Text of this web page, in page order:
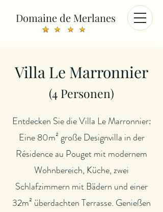
Domaine de Merlanes
Villa Le Marronnier
(4 Personen)
Entdecken Sie die Villa Le Marronnier:
Eine 80m² große Designvilla in der
Résidence au Pouget mit modernem
Wohnbereich, Küche, zwei
Schlafzimmern mit Bädern und einer
32m² überdachten Terrasse. Genießen